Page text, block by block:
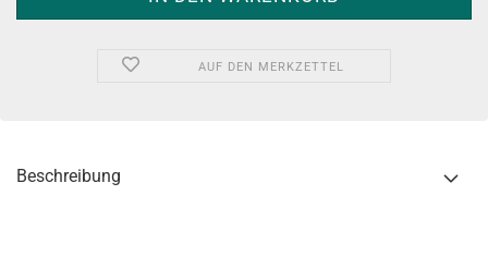
AUF DEN MERKZETTEL
Beschreibung